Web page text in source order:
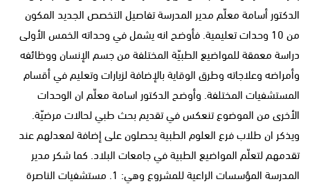
الدكتور أسامة معلّم مدير المدرسة تفاصيل التخصص الجديد المكون
من 10 وحدات تعليمية. فأوضح انه يشمل في وحداته الخمس الأولى
دراسة معمقة للمواضيع الطبيّة المختلفة من جسم الإنسان ووظائفه
وأمراضه وعلاجاته وطرق الوقاية بالإضافة لزيارات وتعليم في أقسام
المستشفيات المختلفة. وأوضح الدكتور اسامة معلّم ان الوحدات
الأخرى من الموضوع تنعكس في تقديم بحث طبي لحالات مرضيّة.
ويذكر ان طلاب فرع العلوم الطبية يحصلون على إضافة لمعدلهم عند
تقدمهم لتعلّم المواضيع الطبية في جامعات البلاد. كما شكر مدير
المدرسة المؤسسات الراعية للمشروع وهي: 1. مستشفيات الناصرة